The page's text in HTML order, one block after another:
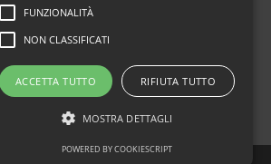
IL TUO NEGOZIO DI BICICLETTE
FUNZIONALITÀ
NON CLASSIFICATI
ACCETTA TUTTO RIFIUTA TUTTO
MOSTRA DETTAGLI
POWERED BY COOKIESCRIPT